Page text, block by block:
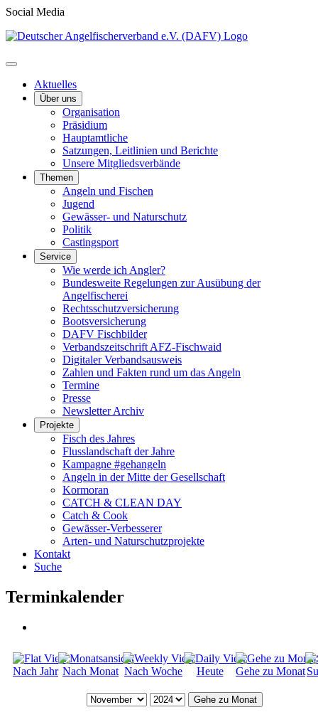
Social Media
Aktuelles
Über uns
Organisation
Präsidium
Hauptamtliche
Satzungen, Leitlinien und Berichte
Unsere Mitgliedsverbände
Themen
Angeln und Fischen
Jugend
Gewässer- und Naturschutz
Politik
Castingsport
Service
Wie werde ich Angler?
Bundesweite Regelungen zur Ausübung der
Angelfischerei
Rechtsschutzversicherung
Bootsversicherung
DAFV Fischbilder
Verbandszeitschrift AFZ-Fischwaid
Digitaler Verbandsausweis
Zahlen und Fakten rund um das Angeln
Termine
Presse
Newsletter Archiv
Projekte
Fisch des Jahres
Flusslandschaft der Jahre
Kampagne #gehangeln
Angeln in der Mitte der Gesellschaft
Kormoran
CATCH & CLEAN DAY
Catch & Cook
Gewässer-Verbesserer
Arten- und Naturschutzprojekte
Kontakt
Suche
Terminkalender
Nach Jahr Nach Monat Nach Woche Heute Gehe zu Monat
Gehe zu Monat